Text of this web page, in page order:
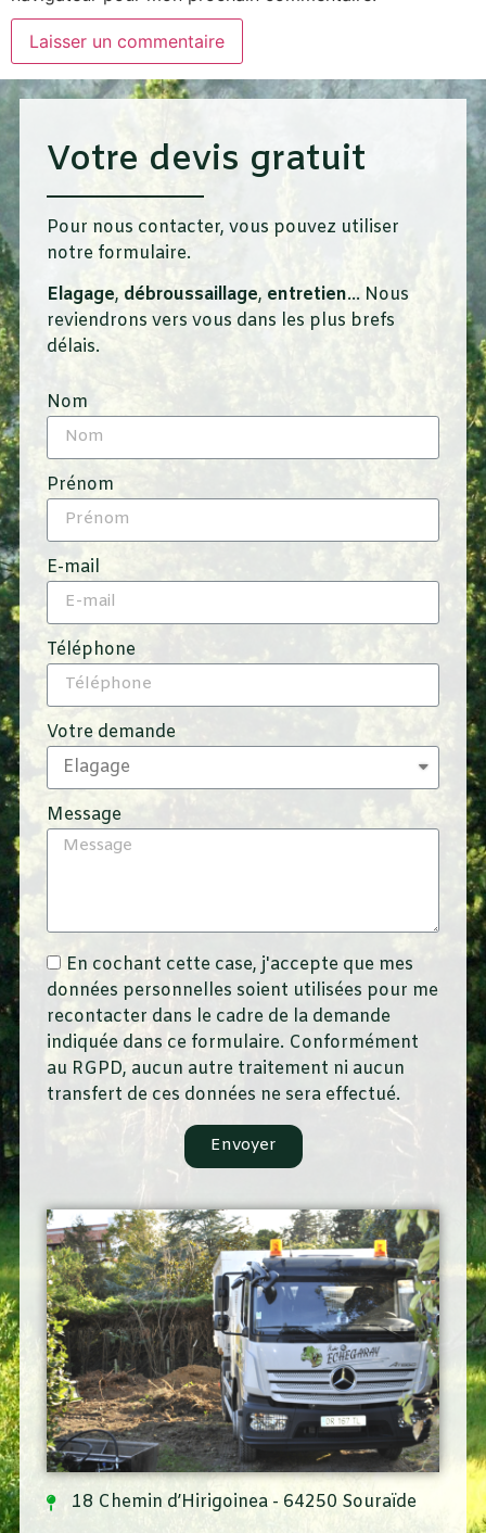
Votre devis gratuit
Pour nous contacter, vous pouvez utiliser
notre formulaire.
Elagage, débroussaillage, entretien… Nous
reviendrons vers vous dans les plus brefs
délais.
Nom
Prénom
E-mail
Téléphone
Votre demande
Message
En cochant cette case, j'accepte que mes
données personnelles soient utilisées pour me
recontacter dans le cadre de la demande
indiquée dans ce formulaire. Conformément
au RGPD, aucun autre traitement ni aucun
transfert de ces données ne sera effectué.
Envoyer
18 Chemin d’Hirigoinea - 64250 Souraïde